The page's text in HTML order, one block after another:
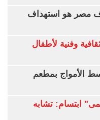
مصر هو استهداف
وفنية لأطفال
الأمواج بمطعم
ابتسام: تشابه